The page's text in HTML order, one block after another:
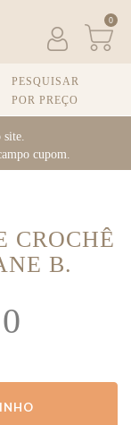
site.
cupom.
0
PESQUISAR
POR PREÇO
CROCHÊ
B.